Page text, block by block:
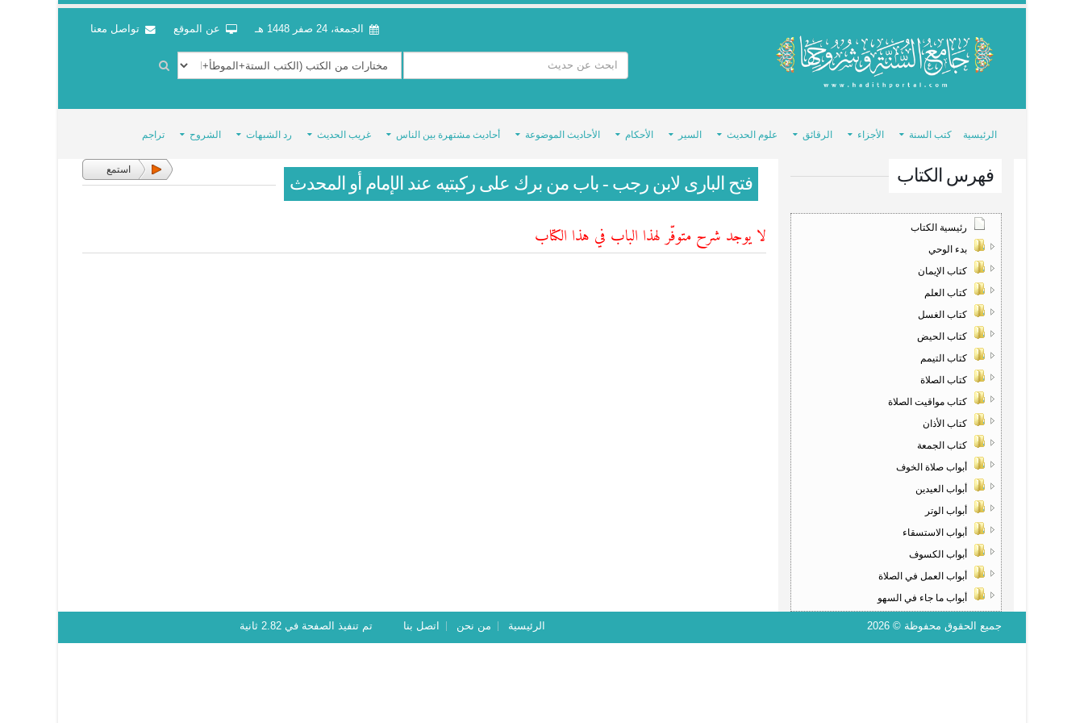
الجمعة، 24 صفر 1448 هـ عن الموقع تواصل معنا
الرئيسية كتب السنة الأجزاء الرقائق علوم الحديث السير الأحكام الأحاديث الموضوعة أحاديث مشتهرة بين الناس غريب الحديث رد الشبهات الشروح تراجم
فهرس الكتاب
رئيسية الكتاب
بدء الوحي
كتاب الإيمان
كتاب العلم
كتاب الغسل
كتاب الحيض
كتاب التيمم
كتاب الصلاة
كتاب مواقيت الصلاة
كتاب الأذان
كتاب الجمعة
أبواب صلاة الخوف
أبواب العيدين
أبواب الوتر
أبواب الاستسقاء
أبواب الكسوف
أبواب العمل في الصلاة
أبواب ما جاء في السهو
استمع
فتح البارى لابن رجب - باب من برك على ركبتيه عند الإمام أو المحدث
لا يوجد شرح متوفّر لهذا الباب في هذا الكتاب
جميع الحقوق محفوظة © 2026 الرئيسية من نحن اتصل بنا تم تنفيذ الصفحة في 2.82 ثانية